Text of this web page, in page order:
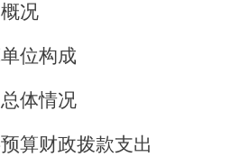
况
位构成
体情况
算财政拨款支出